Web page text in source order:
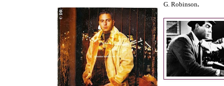
G. Robinson.